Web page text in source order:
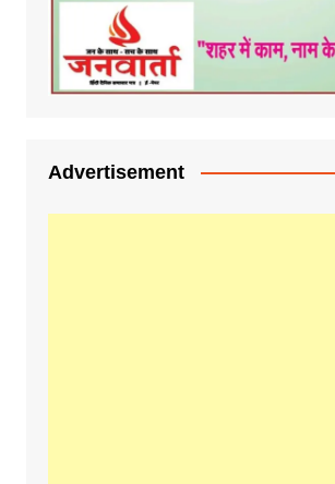
Advertisement